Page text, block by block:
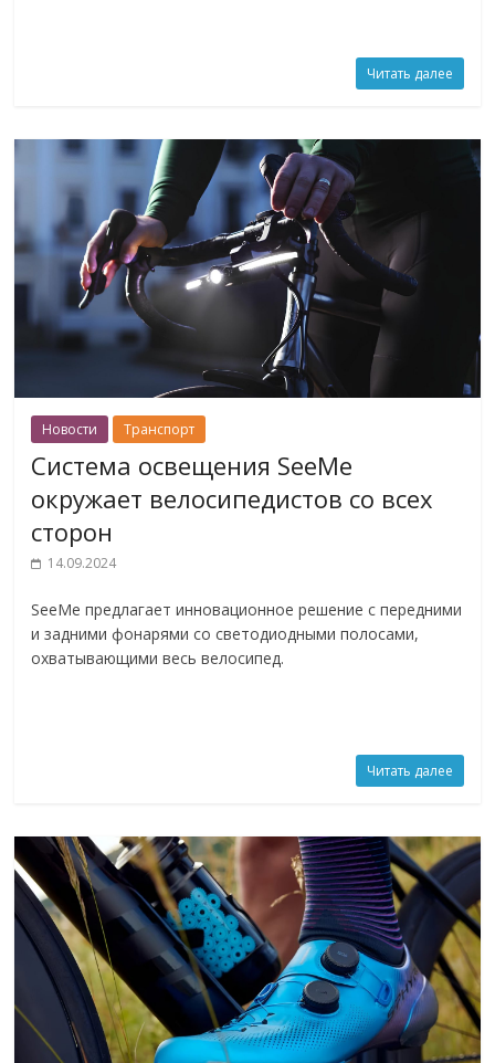
Читать далее
Новости Транспорт
Система освещения SeeMe
окружает велосипедистов со всех
сторон
14.09.2024
SeeMe предлагает инновационное решение с передними
и задними фонарями со светодиодными полосами,
охватывающими весь велосипед.
Читать далее